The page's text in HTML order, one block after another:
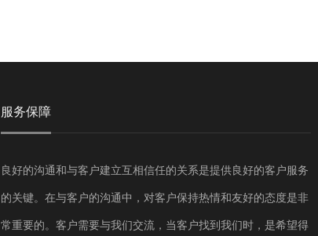
服务保障
良好的沟通和与客户建立互相信任的关系是提供良好的客户服务
的关键。在与客户的沟通中，对客户保持热情和友好的态度是非
常重要的。客户需要与我们交流，当客户找到我们时，是希望得